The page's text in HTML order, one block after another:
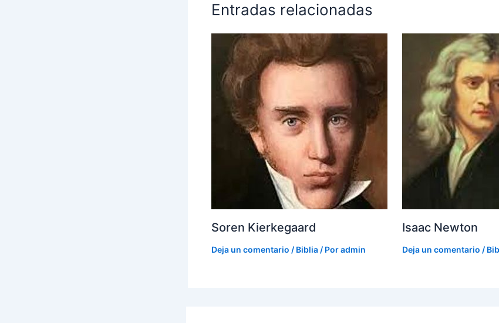
Entradas relacionadas
Soren Kierkegaard
Deja un comentario / Biblia/ Poradmin
Isaac Newton
Deja un comentario /